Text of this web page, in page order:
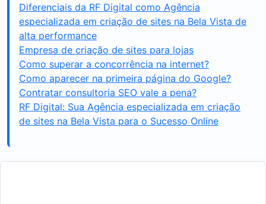
Diferenciais da RF Digital como Agência
especializada em criação de sites na Bela Vista de
alta performance
Empresa de criação de sites para lojas
Como superar a concorrência na internet?
Como aparecer na primeira página do Google?
Contratar consultoria SEO vale a pena?
RF Digital: Sua Agência especializada em criação
de sites na Bela Vista para o Sucesso Online